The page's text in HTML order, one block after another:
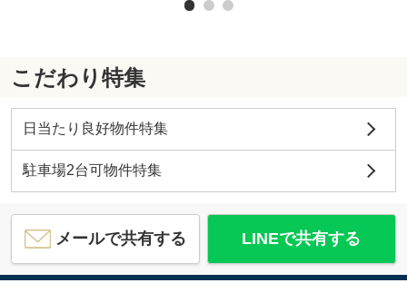
こだわり特集
日当たり良好物件特集
駐車場2台可物件特集
メールで共有する LINEで共有する